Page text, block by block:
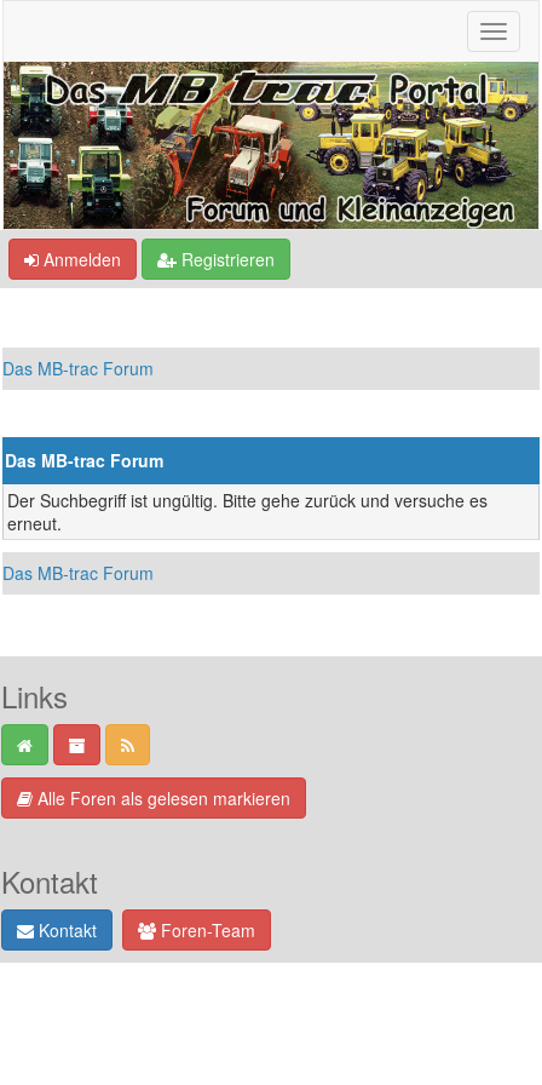
Anmelden Registrieren
Das MB-trac Forum
Das MB-trac Forum
Der Suchbegriff ist ungültig. Bitte gehe zurück und versuche es
erneut.
Das MB-trac Forum
Links
Alle Foren als gelesen markieren
Kontakt
Kontakt Foren-Team